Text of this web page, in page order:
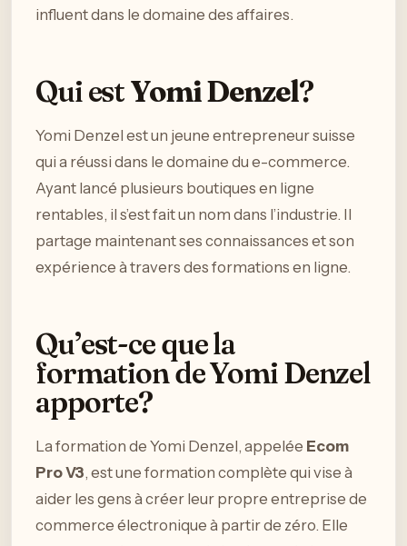
influent dans le domaine des affaires.
Qui estYomi Denzel?
Yomi Denzel est un jeune entrepreneur suisse
qui a réussi dans le domaine du e-commerce.
Ayant lancé plusieurs boutiques en ligne
rentables, il s’est fait un nom dans l’industrie. Il
partage maintenant ses connaissances et son
expérience à travers des formations en ligne.
Qu’est-ce que la
formation de Yomi Denzel
apporte?
La formation de Yomi Denzel, appelée Ecom
Pro V3, est une formation complète qui vise à
aider les gens à créer leur propre entreprise de
commerce électronique à partir de zéro. Elle